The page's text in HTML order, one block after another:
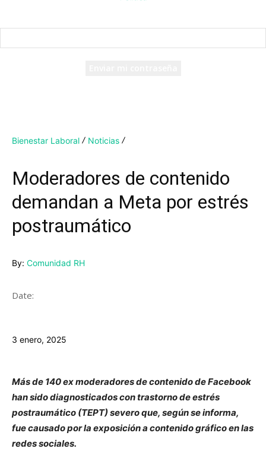
Bienestar Laboral Noticias
Moderadores de contenido
demandan a Meta por estrés
postraumático
By: Comunidad RH
Date:
3 enero, 2025
Más de 140 ex moderadores de contenido de Facebook
han sido diagnosticados con trastorno de estrés
postraumático (TEPT) severo que, según se informa,
fue causado por la exposición a contenido gráfico en las
redes sociales.